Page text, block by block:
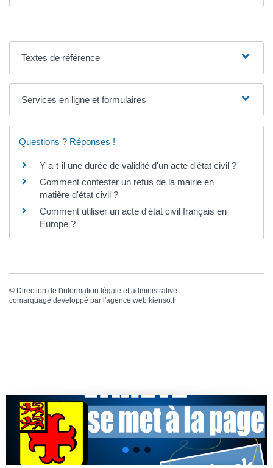
Textes de référence
Services en ligne et formulaires
Questions ? Réponses !
Y a-t-il une durée de validité d'un acte d'état civil ?
Comment contester un refus de la mairie en
matière d'état civil ?
Comment utiliser un acte d'état civil français en
Europe ?
© Direction de l'information légale et administrative
comarquage developpé par l'agence web kienso.fr